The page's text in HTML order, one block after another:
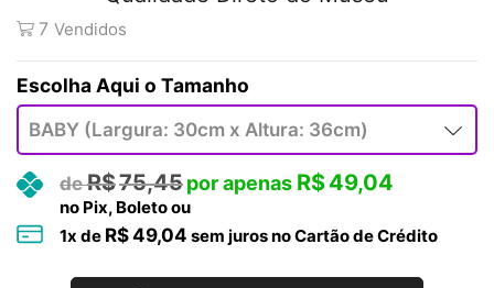
7 Vendidos
Tamanho
R$75,45 R$49,04
no Pix, Boleto ou
1x de R$49,04 sem juros no Cartão de Crédito